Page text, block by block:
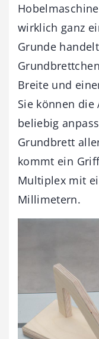
wirklich ganz
Grunde
Breite und
Sie können
beliebig
Grundbrett
kommt ein
Multiplex mit
Millimetern.